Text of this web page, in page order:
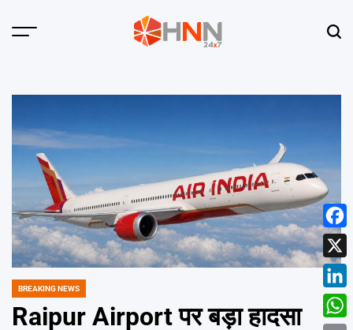
Menu
POSTED
BREAKING NEWS
Raipur Airport पर बड़ा हादसा
X